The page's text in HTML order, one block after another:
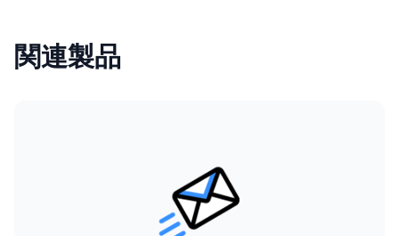
関連製品